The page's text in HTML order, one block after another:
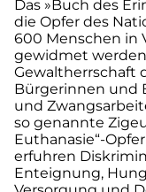
Das »Buch des
die Opfer des
600 Menschen in
gewidmet
Gewaltherrschaft
Bürgerinnen und
und
so genannte
Euthanasie“-
erfuhren
Enteignung,